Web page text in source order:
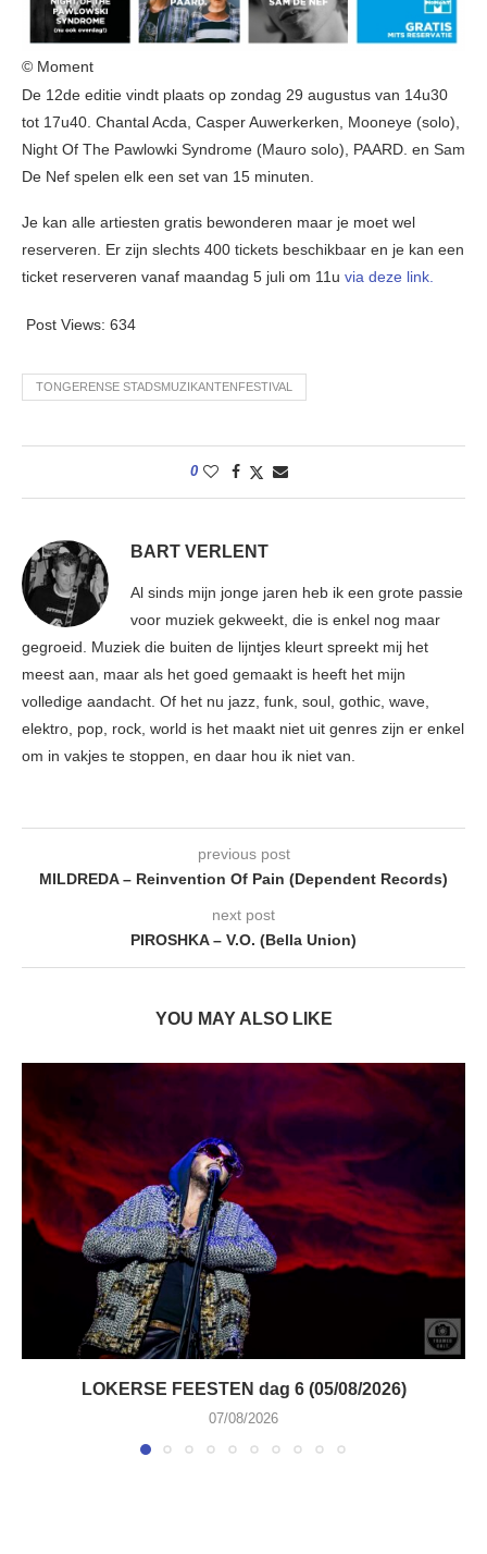
© Moment
De 12de editie vindt plaats op zondag 29 augustus van 14u30
tot 17u40. Chantal Acda, Casper Auwerkerken, Mooneye (solo),
Night Of The Pawlowki Syndrome (Mauro solo), PAARD. en Sam
De Nef spelen elk een set van 15 minuten.
Je kan alle artiesten gratis bewonderen maar je moet wel
reserveren. Er zijn slechts 400 tickets beschikbaar en je kan een
ticket reserveren vanaf maandag 5 juli om 11u via deze link.
Post Views: 634
TONGERENSE STADSMUZIKANTENFESTIVAL
0
BART VERLENT
Al sinds mijn jonge jaren heb ik een grote passie
voor muziek gekweekt, die is enkel nog maar
gegroeid. Muziek die buiten de lijntjes kleurt spreekt mij het
meest aan, maar als het goed gemaakt is heeft het mijn
volledige aandacht. Of het nu jazz, funk, soul, gothic, wave,
elektro, pop, rock, world is het maakt niet uit genres zijn er enkel
om in vakjes te stoppen, en daar hou ik niet van.
previous post
MILDREDA – Reinvention Of Pain (Dependent Records)
next post
PIROSHKA – V.O. (Bella Union)
YOU MAY ALSO LIKE
LOKERSE FEESTEN dag 6 (05/08/2026)
07/08/2026